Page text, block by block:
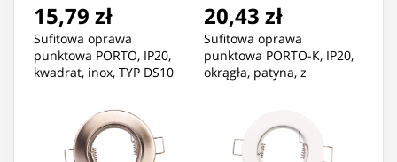
15,79 zł
Sufitowa oprawa
punktowa PORTO, IP20,
kwadrat, inox, TYP DS10
20,43 zł
Sufitowa oprawa
punktowa PORTO-K, IP20,
okrągła, patyna, z